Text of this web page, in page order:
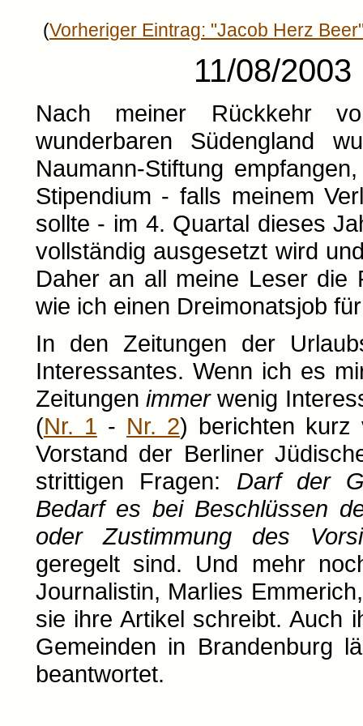
(Vorheriger Eintrag: "Jacob Herz
11/08/
Nach meiner Rückkehr
wunderbaren Südengland
Naumann-Stiftung
Stipendium - falls meinem
sollte - im 4. Quartal dieses
vollständig ausgesetzt wird
Daher an all meine Leser die
wie ich einen Dreimonatsjob
In den Zeitungen der
Interessantes. Wenn ich es
Zeitungenimmerwenig
(Nr. 1 - Nr. 2) berichten kurz
Vorstand der Berliner
strittigen Fragen: Darf der
Bedarf es bei Beschlüssen
oder Zustimmung des
geregelt sind. Und mehr
Journalistin, Marlies
sie ihre Artikel schreibt. Auch
Gemeinden in Brandenburg
beantwortet.